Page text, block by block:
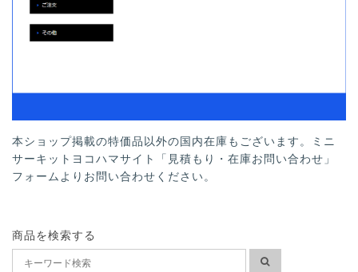
本ショップ掲載の特価品以外の国内在庫もございます。ミニ
サーキットヨコハマサイト「見積もり・在庫お問い合わせ」
フォームよりお問い合わせください。
商品を検索する